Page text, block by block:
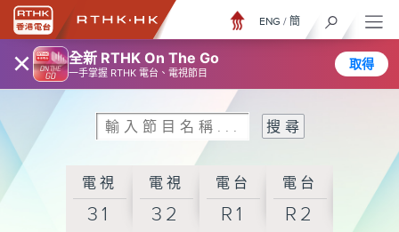
× 全新 RTHK On The Go
一手掌握 RTHK 電台、電視節目
取得
ENG / 簡
電視
31
電視
32
電台
R1
電台
R2